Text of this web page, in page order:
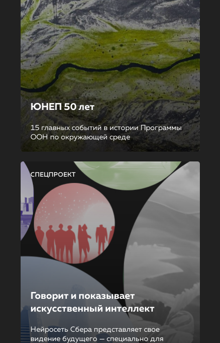
ЮНЕП 50 лет
15 главных событий в истории Программы
ООН по окружающей среде
СПЕЦПРОЕКТ
Говорит и показывает
искусственный интеллект
Нейросеть Сбера представляет свое
видение будущего — специально для